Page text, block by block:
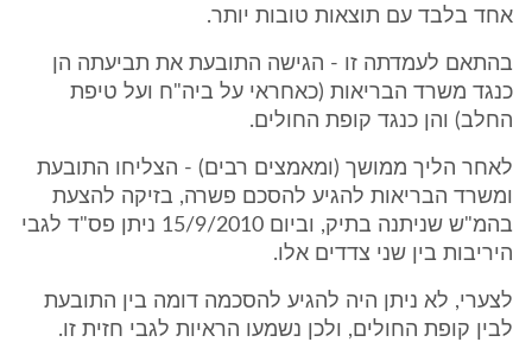
אחד בלבד עם תוצאות טובות יותר.
בהתאם לעמדתה זו - הגישה התובעת את תביעתה הן
כנגד משרד הבריאות (כאחראי על ביה"ח ועל טיפת
החלב) והן כנגד קופת החולים.
לאחר הליך ממושך (ומאמצים רבים) - הצליחו התובעת
ומשרד הבריאות להגיע להסכם פשרה, בזיקה להצעת
בהמ"ש שניתנה בתיק, וביום 15/9/2010 ניתן פס"ד לגבי
היריבות בין שני צדדים אלו.
לצערי, לא ניתן היה להגיע להסכמה דומה בין התובעת
לבין קופת החולים, ולכן נשמעו הראיות לגבי חזית זו.